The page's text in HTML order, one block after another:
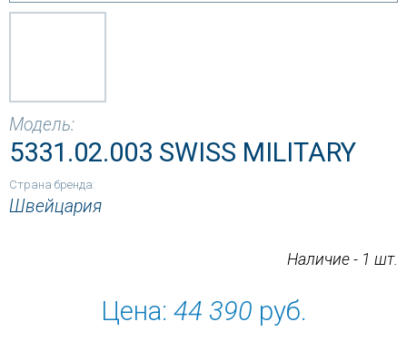
Модель:
5331.02.003 SWISS MILITARY
Страна бренда:
Швейцария
Наличие - 1 шт.
Цена: 44 390 руб.